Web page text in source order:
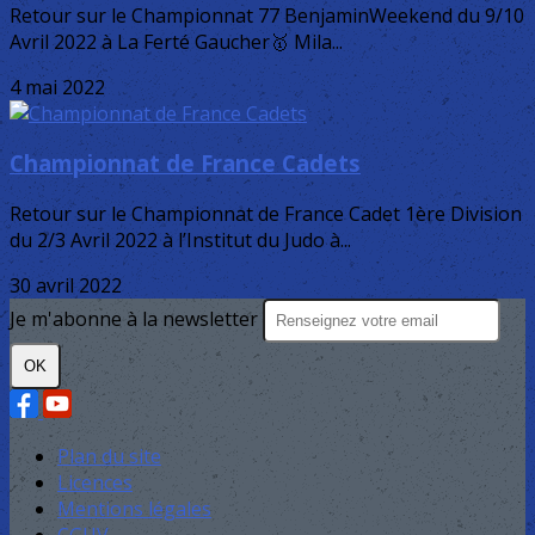
Retour sur le Championnat 77 BenjaminWeekend du 9/10
Avril 2022 à La Ferté Gaucher🥇 Mila...
4 mai 2022
Championnat de France Cadets
Retour sur le Championnat de France Cadet 1ère Division
du 2/3 Avril 2022 à l’Institut du Judo à...
30 avril 2022
Je m'abonne à la newsletter
OK
Plan du site
Licences
Mentions légales